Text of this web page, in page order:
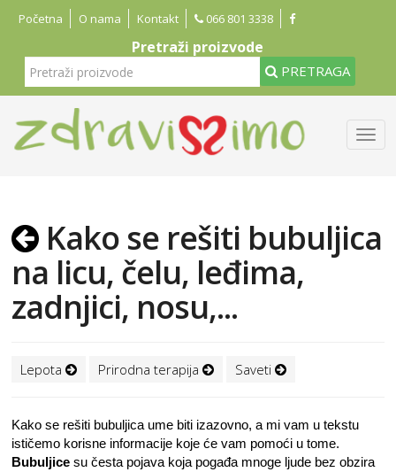
Početna O nama Kontakt 066 801 3338
Pretraži proizvode
PRETRAGA
Kako se rešiti bubuljica
na licu, čelu, leđima,
zadnjici, nosu,...
Lepota Prirodna terapija Saveti
Kako se rešiti bubuljica ume biti izazovno, a mi vam u tekstu
ističemo korisne informacije koje će vam pomoći u tome.
Bubuljice su česta pojava koja pogađa mnoge ljude bez obzira